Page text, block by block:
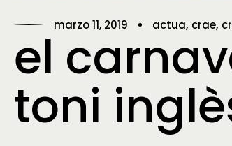
marzo 11, 2019 actua crae
el
toni